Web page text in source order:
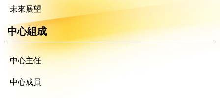
未來展望
中心組成
中心主任
中心成員